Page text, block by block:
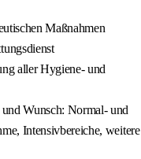
Maßnahmen
aller Hygiene- und
Wunsch: Normal- und
Intensivbereiche, weitere